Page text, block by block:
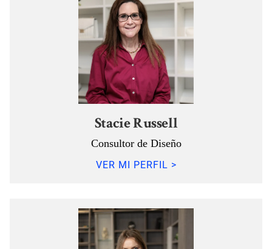
Stacie Russell
Consultor de Diseño
VER MI PERFIL >